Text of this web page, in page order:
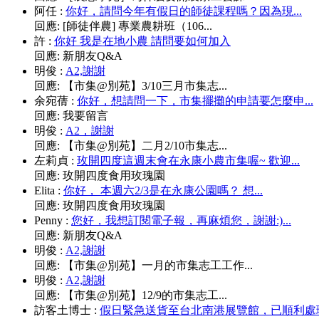
阿任 : 你好，請問今年有假日的師徒課程嗎？因為現...
回應: [師徒伴農] 專業農耕班（106...
許 : 你好 我是在地小農 請問要如何加入
回應: 新朋友Q&A
明俊 : A2,謝謝
回應:
【市集@別苑】3/10三月市集志...
余宛蒨 : 你好，想請問一下，市集擺攤的申請要怎麼申...
回應: 我要留言
明俊 : A2，謝謝
回應:
【市集@別苑】二月2/10市集志...
左莉貞 : 玫開四度這週末會在永康小農市集喔~ 歡迎...
回應: 玫開四度食用玫瑰園
Elita : 你好， 本週六2/3是在永康公園嗎？ 想...
回應: 玫開四度食用玫瑰園
Penny : 您好，我想訂閱電子報，再麻煩您，謝謝:)...
回應: 新朋友Q&A
明俊 : A2,謝謝
回應:
【市集@別苑】一月的市集志工工作...
明俊 : A2,謝謝
回應:
【市集@別苑】12/9的市集志工...
訪客土博士 : 假日緊急送貨至台北南港展覽館，已順利處